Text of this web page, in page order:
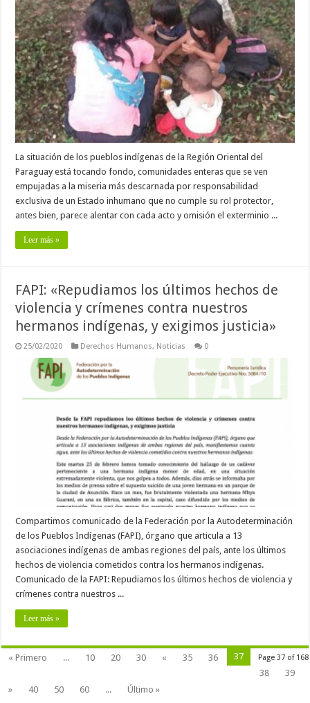
La situación de los pueblos indígenas de la Región Oriental del
Paraguay está tocando fondo, comunidades enteras que se ven
empujadas a la miseria más descarnada por responsabilidad
exclusiva de un Estado inhumano que no cumple su rol protector,
antes bien, parece alentar con cada acto y omisión el exterminio ...
Leer más »
FAPI: «Repudiamos los últimos hechos de
violencia y crímenes contra nuestros
hermanos indígenas, y exigimos justicia»
25/02/2020 Derechos Humanos, Noticias 0
Compartimos comunicado de la Federación por la Autodeterminación
de los Pueblos Indígenas (FAPI), órgano que articula a 13
asociaciones indígenas de ambas regiones del país, ante los últimos
hechos de violencia cometidos contra los hermanos indígenas.
Comunicado de la FAPI: Repudiamos los últimos hechos de violencia y
crímenes contra nuestros ...
Leer más »
Page 37 of 168
« Primero ... 10 20 30 « 35 36
37
38
39
»
40 50 60 ... Último »